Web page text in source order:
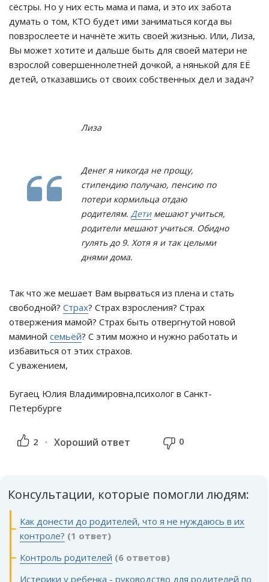
сёстры. Но у них есть мама и пама, и это их забота
думать о том, КТО будет ими заниматься когда вы
повзрослеете и начнёте жить своей жизнью. Или, Лиза,
Вы может хотите и дальше быть для своей матери не
взрослой совершеннолетней дочкой, а нянькой для ЕЁ
детей, отказавшись от своих собственных дел и задач?
Лиза
Денег я никогда не прощу,
стипендию получаю, пенсию по
потери кормильца отдаю
родителям. Детимешают учиться,
родители мешают учиться. Обидно
гулять до 9. Хотя я и так целыми
днями дома.
Так что же мешает Вам вырваться из плена и стать
свободной? Страх? Страх взросления? Страх
отвержения мамой? Страх быть отвергнутой новой
маминой семьёй? С этим можно и нужно работать и
избавиться от этих страхов.
С уважением,
Бугаец Юлия Владимировна,психолог в Санкт-
Петербурге
2 Хороший ответ 0
Консультации, которые помогли людям:
Как донести до родителей, что я не нуждаюсь в их
контроле? (1 ответ)
Контроль родителей (6 ответов)
Истерики у ребенка - руководство для родителей по